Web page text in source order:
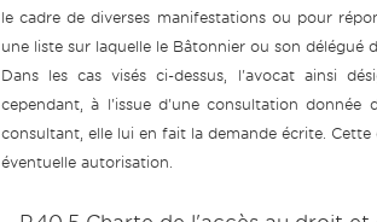
le cadre de diverses manifestations ou pour
une liste sur laquelle le Bâtonnier ou son délégué
Dans les cas visés ci-dessus, l'avocat ainsi
cependant, à l'issue d'une consultation
consultant, elle lui en fait la demande écrite.
éventuelle autorisation.